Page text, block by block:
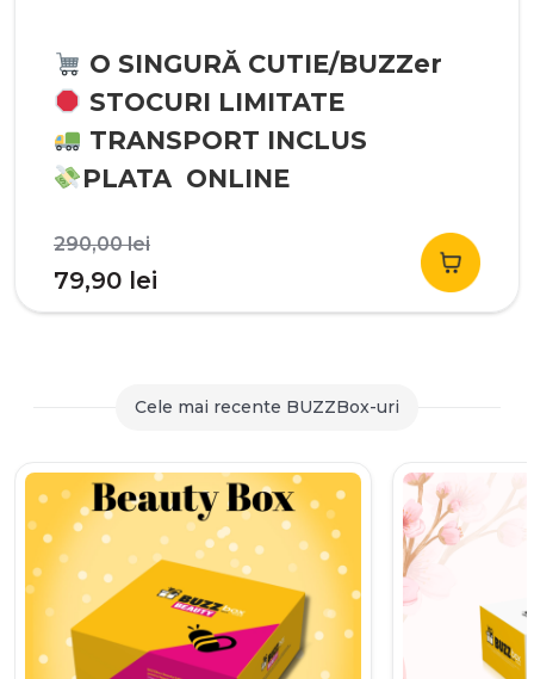
O SINGURĂ CUTIE/BUZZer
STOCURI LIMITATE
TRANSPORT INCLUS
PLATA ONLINE
290,00leiPrețul
inițial
a
290,00 lei.
79,90 lei
curent
79,90 lei.
Cele mai recente BUZZBox-uri